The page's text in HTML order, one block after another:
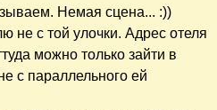
Немая сцена... :))
не с той улочки. Адрес отеля
можно только зайти в
с параллельного ей